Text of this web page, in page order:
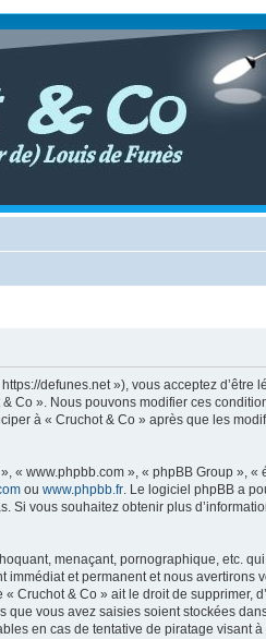
defunes.net »), vous acceptez
». Nous pouvons modifier ces
à « Cruchot & Co » après que les
www.phpbb.com », « phpBB Group »,
ou www.phpbb.fr . Le logiciel phpBB a
vous souhaitez obtenir plus
menaçant, pornographique, etc.
et permanent et nous
Cruchot & Co » ait le droit de
vous avez saisies soient stockées
en cas de tentative de piratage visant